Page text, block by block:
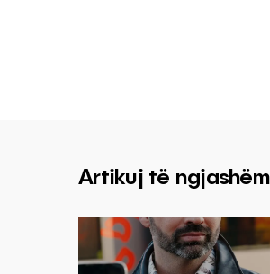
Artikuj të ngjashëm